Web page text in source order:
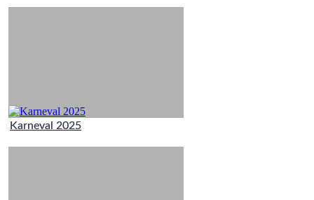
Karneval 2025